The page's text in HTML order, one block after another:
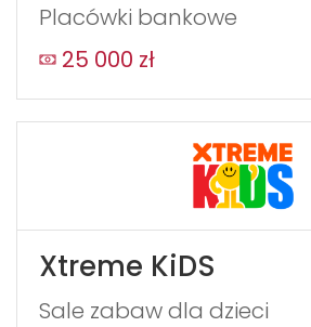
form
field
Placówki bankowe
25 000 zł
Xtreme KiDS
Sale zabaw dla dzieci